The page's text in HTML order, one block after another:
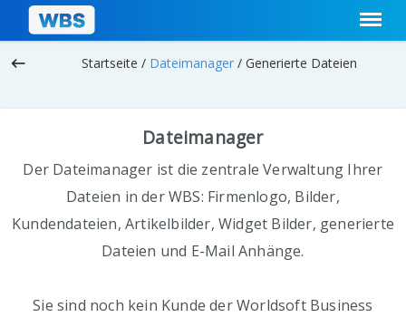
keyboard_backspace Startseite / Dateimanager / Generierte Dateien
Dateimanager
Der Dateimanager ist die zentrale Verwaltung Ihrer
Dateien in der WBS: Firmenlogo, Bilder,
Kundendateien, Artikelbilder, Widget Bilder, generierte
Dateien und E-Mail Anhänge.
Sie sind noch kein Kunde der Worldsoft Business